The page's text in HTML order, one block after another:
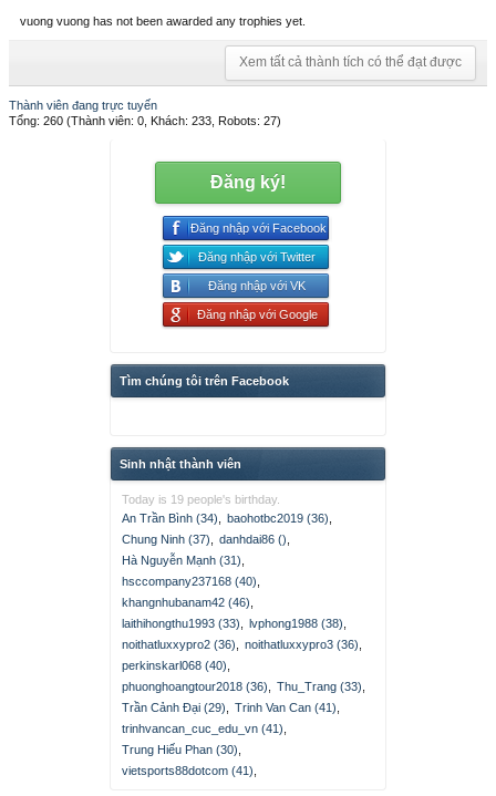
vuong vuong has not been awarded any trophies yet.
Xem tất cả thành tích có thể đạt được
Thành viên đang trực tuyến
Tổng: 260 (Thành viên: 0, Khách: 233, Robots: 27)
Đăng ký!
Đăng nhập với Facebook
Đăng nhập với Twitter
Đăng nhập với VK
Đăng nhập với Google
Tìm chúng tôi trên Facebook
Sinh nhật thành viên
Today is 19 people's birthday.
An Trần Bình (34)
baohotbc2019 (36)
Chung Ninh (37)
danhdai86 ()
Hà Nguyễn Mạnh (31)
hsccompany237168 (40)
khangnhubanam42 (46)
laithihongthu1993 (33)
lvphong1988 (38)
noithatluxxypro2 (36)
noithatluxxypro3 (36)
perkinskarl068 (40)
phuonghoangtour2018 (36)
Thu_Trang (33)
Trần Cảnh Đại (29)
Trinh Van Can (41)
trinhvancan_cuc_edu_vn (41)
Trung Hiếu Phan (30)
vietsports88dotcom (41)